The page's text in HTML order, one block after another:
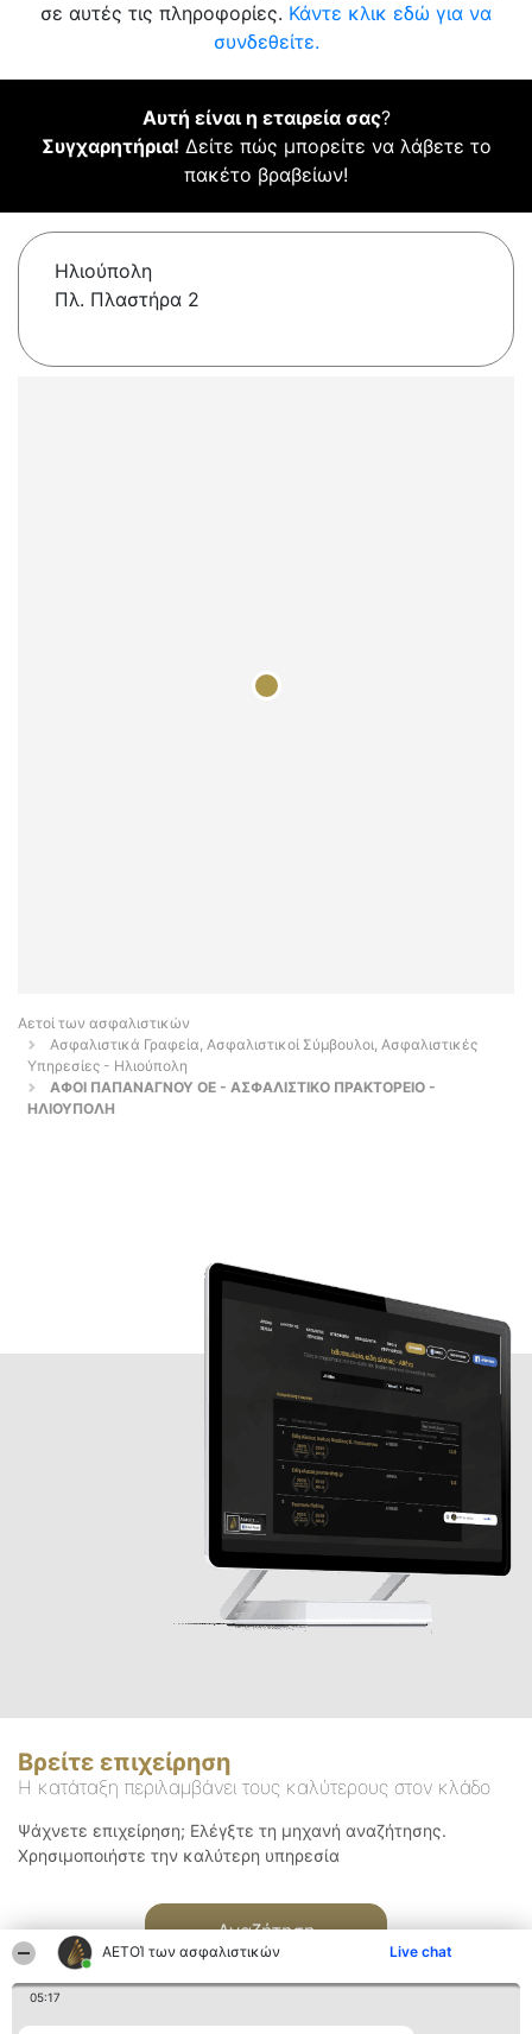
ΑΕΤΟΊ των ασφαλιστικών Live chat
05:17
σε αυτές τις πληροφορίες. Κάντε κλικ εδώ για να
συνδεθείτε.
Αυτή είναι η εταιρεία σας?
Συγχαρητήρια! Δείτε πώς μπορείτε να λάβετε το
πακέτο βραβείων!
Ηλιούπολη
Πλ. Πλαστήρα 2
Αετοί των ασφαλιστικών
Ασφαλιστικά Γραφεία, Ασφαλιστικοί Σύμβουλοι, Ασφαλιστικές
Υπηρεσίες - Ηλιούπολη
ΑΦΟΙ ΠΑΠΑΝΑΓΝΟΥ ΟΕ - ΑΣΦΑΛΙΣΤΙΚΟ ΠΡΑΚΤΟΡΕΙΟ -
ΗΛΙΟΥΠΟΛΗ
Βρείτε επιχείρηση
Η κατάταξη περιλαμβάνει τους καλύτερους στον κλάδο
Ψάχνετε επιχείρηση; Ελέγξτε τη μηχανή αναζήτησης.
Χρησιμοποιήστε την καλύτερη υπηρεσία
Αναζήτηση